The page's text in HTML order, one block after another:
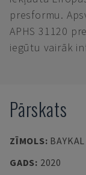
presformu.
APHS 31120
iegūtu vairāk
Pārskats
ZĪMOLS: BAYKAL
GADS: 2020